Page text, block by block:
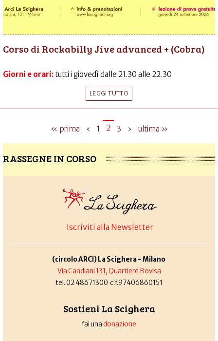
Corso di Rockabilly Jive advanced + (Cobra)
Giorni e orari:tutti i giovedì dalle 21.30 alle 22.30
LEGGI TUTTO
« prima ‹ 1 2 3 › ultima »
RASSEGNE IN CORSO
Iscriviti alla Newsletter
(circolo ARCI) La Scighera - Milano
Via Candiani 131, Quartiere Bovisa
tel. 02 48671300 c.f.97406860151
Sostieni La Scighera
fai unadonazione